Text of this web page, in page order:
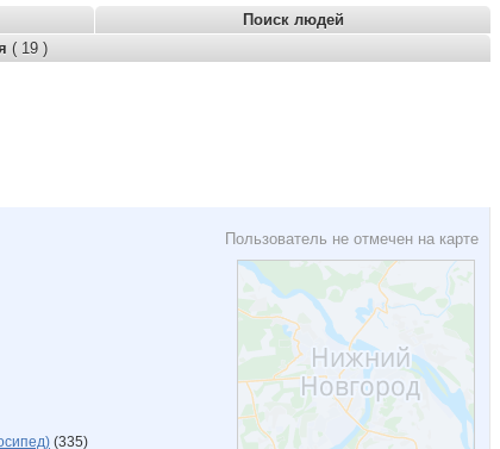
Поиск людей
( 19 )
Пользователь не отмечен на карте
(335)